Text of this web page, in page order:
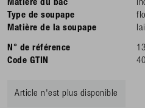
Matière du bac
Type de soupape
Matière de la soupape
N° de référence
Code GTIN
Article n'est plus disponible